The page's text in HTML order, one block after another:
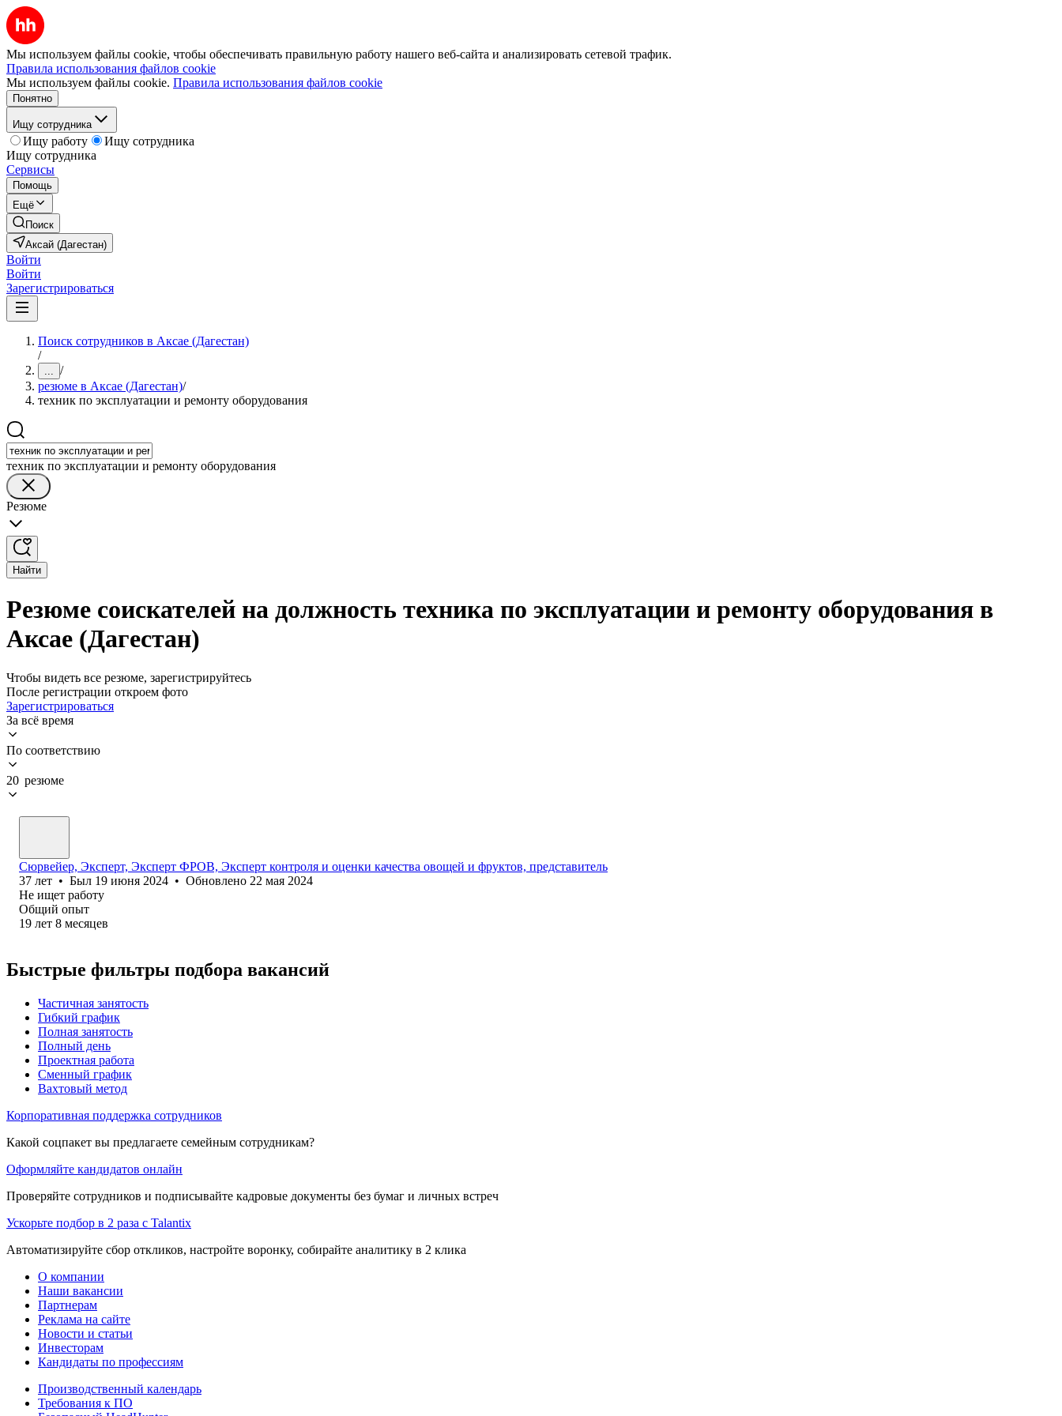
Мы используем файлы cookie, чтобы обеспечивать правильную работу нашего веб-сайта и анализировать сетевой трафик.
Правила использования файлов cookie
Мы используем файлы cookie. Правила использования файлов cookie
Понятно
Ищу сотрудника
Ищу работу
Ищу сотрудника
Ищу сотрудника
Сервисы
Помощь
Ещё
Поиск
Аксай (Дагестан)
Войти
Войти
Зарегистрироваться
Поиск сотрудников в Аксае (Дагестан)
/
... /
резюме в Аксае (Дагестан)/
техник по эксплуатации и ремонту оборудования
техник по эксплуатации и ремонту оборудования
Резюме
Найти
Резюме соискателей на должность техника по эксплуатации и ремонту оборудования в
Аксае (Дагестан)
Чтобы видеть все резюме, зарегистрируйтесь
После регистрации откроем фото
Зарегистрироваться
За всё время
По соответствию
20 резюме
Сюрвейер, Эксперт, Эксперт ФРОВ, Эксперт контроля и оценки качества овощей и фруктов, представитель
37 лет • Был 19 июня 2024 • Обновлено 22 мая 2024
Не ищет работу
Общий опыт
19 лет 8 месяцев
Быстрые фильтры подбора вакансий
Частичная занятость
Гибкий график
Полная занятость
Полный день
Проектная работа
Сменный график
Вахтовый метод
Корпоративная поддержка сотрудников
Какой соцпакет вы предлагаете семейным сотрудникам?
Оформляйте кандидатов онлайн
Проверяйте сотрудников и подписывайте кадровые документы без бумаг и личных встреч
Ускорьте подбор в 2 раза с Talantix
Автоматизируйте сбор откликов, настройте воронку, собирайте аналитику в 2 клика
О компании
Наши вакансии
Партнерам
Реклама на сайте
Новости и статьи
Инвесторам
Кандидаты по профессиям
Производственный календарь
Требования к ПО